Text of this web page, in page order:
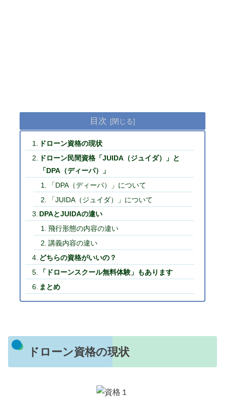
目次
ドローン資格の現状
ドローン民間資格「JUIDA（ジュイダ）」と
「DPA（ディーパ）」
「DPA（ディーパ）」について
「JUIDA（ジュイダ）」について
DPAとJUIDAの違い
飛行形態の内容の違い
講義内容の違い
どちらの資格がいいの？
「ドローンスクール無料体験」もあります
まとめ
ドローン資格の現状